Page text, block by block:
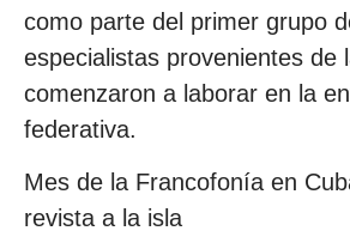
como parte del primer grupo
especialistas provenientes de
comenzaron a laborar en la
federativa.
Mes de la Francofonía en
revista a la isla